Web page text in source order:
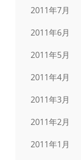
2011年7月
2011年6月
2011年5月
2011年4月
2011年3月
2011年2月
2011年1月